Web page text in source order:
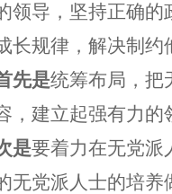
领导，坚持正确
长规律，解决制
先是统筹布局，把
，建立起强有力
是要着力在无党派
无党派人士的培